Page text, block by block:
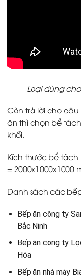
Loại dùng
Còn trả lời cho
ăn thì chọn bể
khối.
Kích thước bể
= 2000x1000x1000
Danh sách các
Bếp ăn công ty
Bắc Ninh
Bếp ăn công ty
Hóa
Bếp ăn nhà máy